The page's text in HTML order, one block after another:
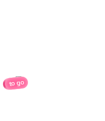
to go